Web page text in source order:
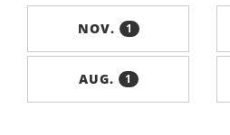
NOV. 1
AUG. 1